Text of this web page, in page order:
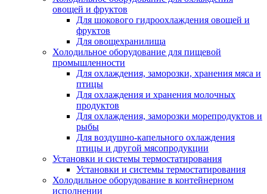
овощей и фруктов
Для шокового гидроохлаждения овощей и
фруктов
Для овощехранилища
Холодильное оборудование для пищевой
промышленности
Для охлаждения, заморозки, хранения мяса и
птицы
Для охлаждения и хранения молочных
продуктов
Для охлаждения, заморозки морепродуктов и
рыбы
Для воздушно-капельного охлаждения
птицы и другой мясопродукции
Установки и системы термостатирования
Установки и системы термостатирования
Холодильное оборудование в контейнерном
исполнении